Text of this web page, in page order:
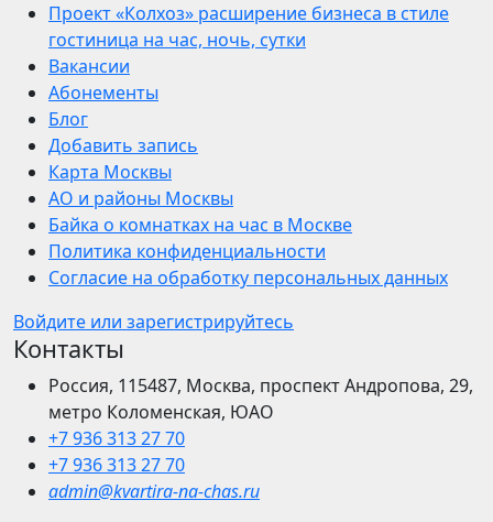
Проект «Колхоз» расширение бизнеса в стиле
гостиница на час, ночь, сутки
Вакансии
Абонементы
Блог
Добавить запись
Карта Москвы
АО и районы Москвы
Байка о комнатках на час в Москве
Политика конфиденциальности
Согласие на обработку персональных данных
Войдите или зарегистрируйтесь
Контакты
Россия, 115487, Москва, проспект Андропова, 29,
метро Коломенская, ЮАО
+7 936 313 27 70
+7 936 313 27 70
admin@kvartira-na-chas.ru